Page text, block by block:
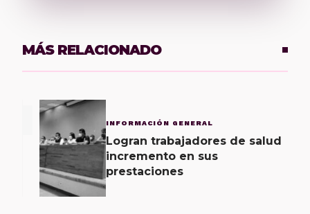
MÁS RELACIONADO
INFORMACIÓN GENERAL
Logran trabajadores de salud
incremento en sus
prestaciones